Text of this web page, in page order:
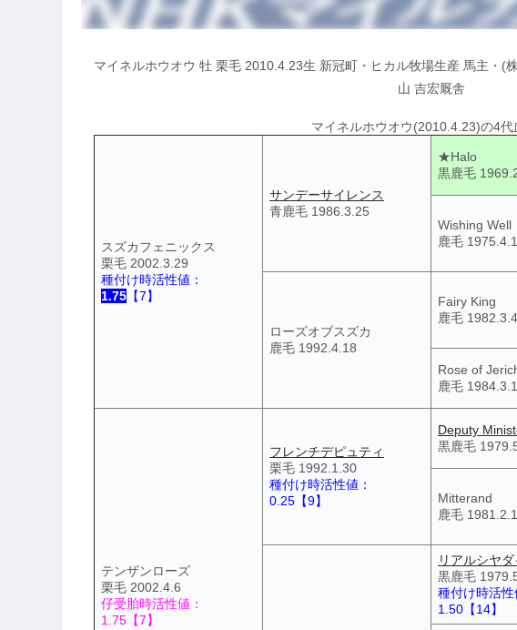
マイネルホウオウ 牡 栗毛 2010.4.23生 新冠町・ヒカル牧場生産 馬主・(
山 吉宏厩舎
マイネルホウオウ(2010.4.23)の4代
スズカフェニックス
栗毛 2002.3.29
種付け時活性値：
1.75 【7】
サンデーサイレンス
青鹿毛 1986.3.25
★Halo
黒鹿毛
Wishing Well
鹿毛
ローズオブスズカ
鹿毛 1992.4.18
Fairy King
鹿毛 1982.3.4
Rose of
鹿毛
テンザンローズ
栗毛 2002.4.6
仔受胎時活性値：
1.75【7】
フレンチデピュティ
栗毛 1992.1.30
種付け時活性値：
0.25【9】
Deputy
黒鹿毛
Mitterand
鹿毛
リアルシヤダ
黒鹿毛
種付け時活性
1.50【14】